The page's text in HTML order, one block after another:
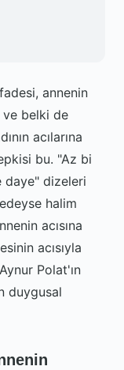
annenin
ve belki de
acılarına
bu. "Az bi
daye" dizeleri
halim
acısına
acısıyla
Polat'ın
duygusal